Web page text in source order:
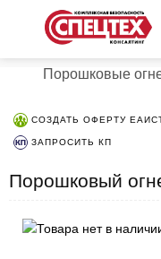
Порошковые
СОЗДАТЬ ОФЕРТУ
ЗАПРОСИТЬ КП
Порошковый